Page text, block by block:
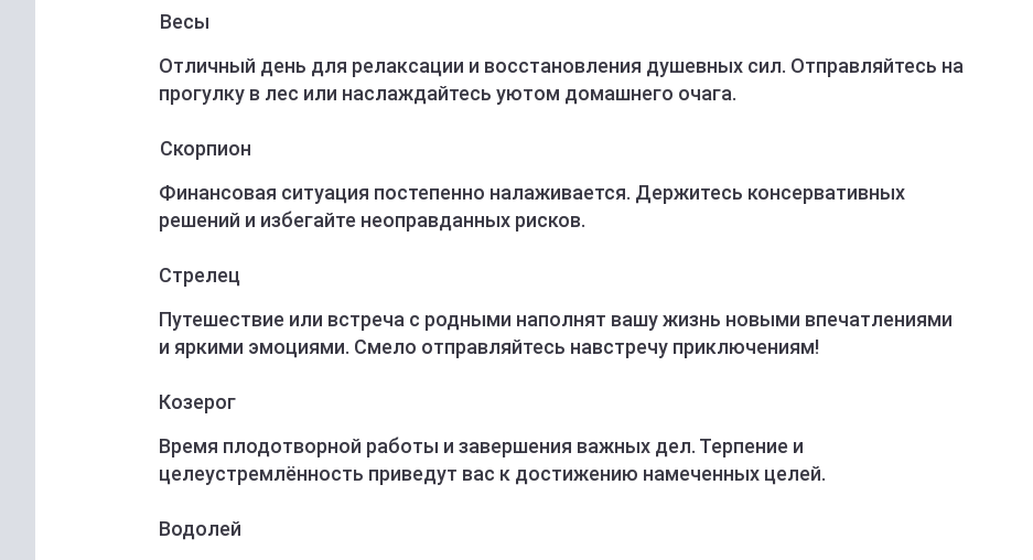
Весы
Отличный день для релаксации и восстановления душевных сил. Отправляйтесь на
прогулку в лес или наслаждайтесь уютом домашнего очага.
Скорпион
Финансовая ситуация постепенно налаживается. Держитесь консервативных
решений и избегайте неоправданных рисков.
Стрелец
Путешествие или встреча с родными наполнят вашу жизнь новыми впечатлениями
и яркими эмоциями. Смело отправляйтесь навстречу приключениям!
Козерог
Время плодотворной работы и завершения важных дел. Терпение и
целеустремлённость приведут вас к достижению намеченных целей.
Водолей